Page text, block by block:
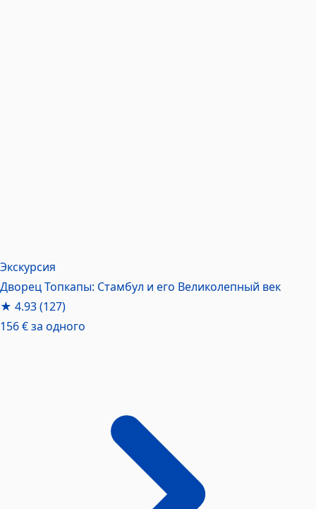
Экскурсия
Дворец Топкапы: Стамбул и его Великолепный век
★ 4.93(127)
156 €за одного